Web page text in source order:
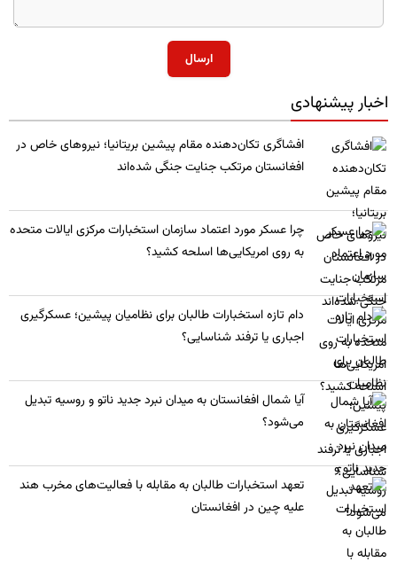
ارسال
اخبار پیشنهادی
​افشاگری تکان‌دهنده مقام پیشین بریتانیا؛ نیروهای خاص در
افغانستان مرتکب جنایت جنگی شده‌اند
چرا عسکر مورد اعتماد سازمان استخبارات مرکزی ایالات متحده
به روی امریکایی‌ها اسلحه کشید؟
​دام تازه استخبارات طالبان برای نظامیان پیشین؛ عسکرگیری
اجباری یا ترفند شناسایی؟
​آیا شمال افغانستان به میدان نبرد جدید ناتو و روسیه تبدیل
می‌شود؟
تعهد استخبارات طالبان به مقابله با فعالیت‌های مخرب هند
علیه چین در افغانستان